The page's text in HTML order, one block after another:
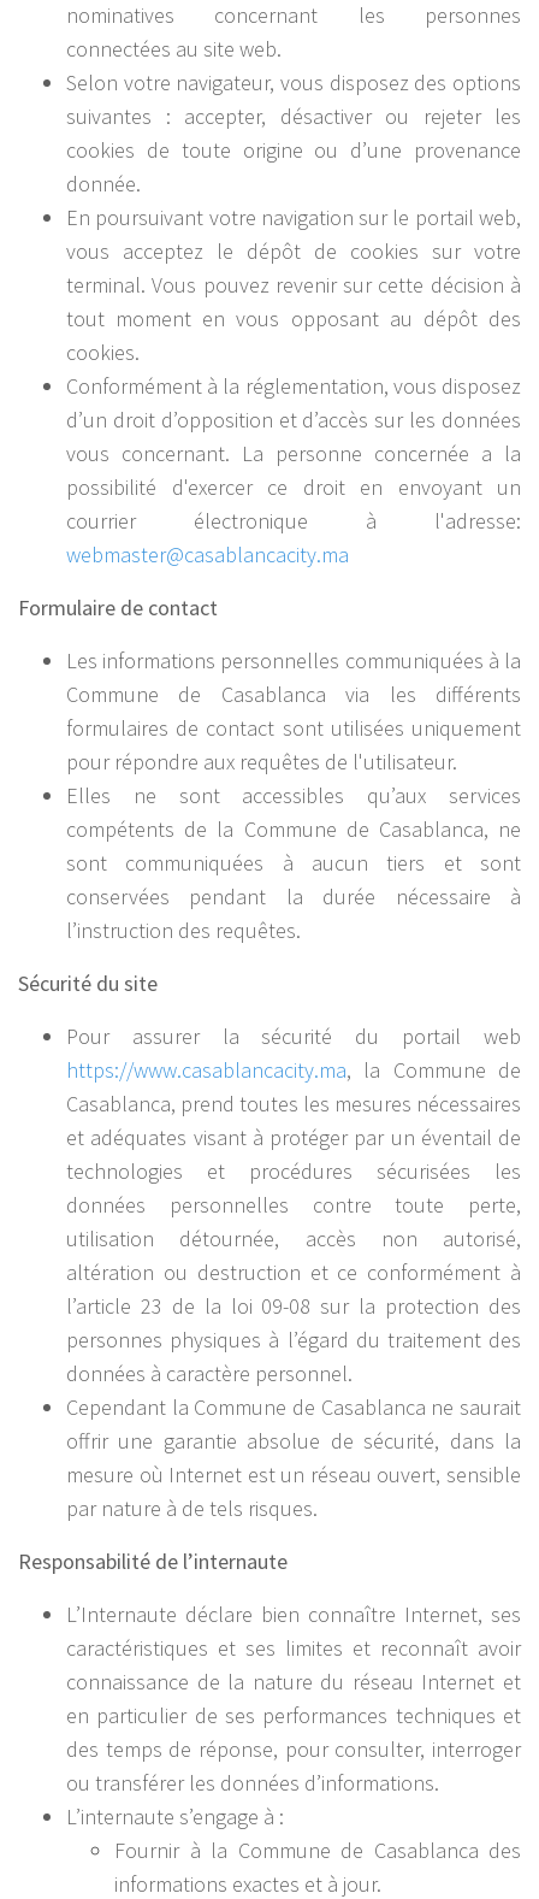
nominatives concernant les personnes
connectées au site web.
Selon votre navigateur, vous disposez des options
suivantes : accepter, désactiver ou rejeter les
cookies de toute origine ou d’une provenance
donnée.
En poursuivant votre navigation sur le portail web,
vous acceptez le dépôt de cookies sur votre
terminal. Vous pouvez revenir sur cette décision à
tout moment en vous opposant au dépôt des
cookies.
Conformément à la réglementation, vous disposez
d’un droit d’opposition et d’accès sur les données
vous concernant. La personne concernée a la
possibilité d'exercer ce droit en envoyant un
courrier électronique à l'adresse:
webmaster@casablancacity.ma
Formulaire de contact
Les informations personnelles communiquées à la
Commune de Casablanca via les différents
formulaires de contact sont utilisées uniquement
pour répondre aux requêtes de l'utilisateur.
Elles ne sont accessibles qu’aux services
compétents de la Commune de Casablanca, ne
sont communiquées à aucun tiers et sont
conservées pendant la durée nécessaire à
l’instruction des requêtes.
Sécurité du site
Pour assurer la sécurité du portail web
https://www.casablancacity.ma, la Commune de
Casablanca, prend toutes les mesures nécessaires
et adéquates visant à protéger par un éventail de
technologies et procédures sécurisées les
données personnelles contre toute perte,
utilisation détournée, accès non autorisé,
altération ou destruction et ce conformément à
l’article 23 de la loi 09-08 sur la protection des
personnes physiques à l’égard du traitement des
données à caractère personnel.
Cependant la Commune de Casablanca ne saurait
offrir une garantie absolue de sécurité, dans la
mesure où Internet est un réseau ouvert, sensible
par nature à de tels risques.
Responsabilité de l’internaute
L’Internaute déclare bien connaître Internet, ses
caractéristiques et ses limites et reconnaît avoir
connaissance de la nature du réseau Internet et
en particulier de ses performances techniques et
des temps de réponse, pour consulter, interroger
ou transférer les données d’informations.
L’internaute s’engage à :
Fournir à la Commune de Casablanca des
informations exactes et à jour.